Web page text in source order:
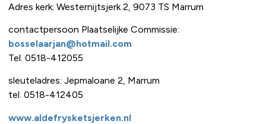
Adres kerk: Westernijtsjerk 2, 9073 TS Marrum
contactpersoon Plaatselijke Commissie:
bosselaarjan@hotmail.com
Tel. 0518-412055
sleuteladres: Jepmaloane 2, Marrum
tel. 0518-412405
www.aldefrysketsjerken.nl